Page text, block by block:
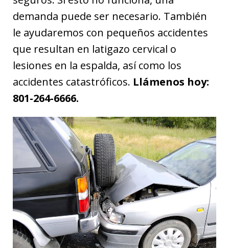
demanda puede ser necesario. También
le ayudaremos con pequeños accidentes
que resultan en latigazo cervical o
lesiones en la espalda, así como los
accidentes catastróficos. Llámenos hoy:
801-264-6666.